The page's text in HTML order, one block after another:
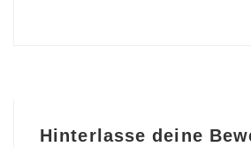
Hinterlasse deine